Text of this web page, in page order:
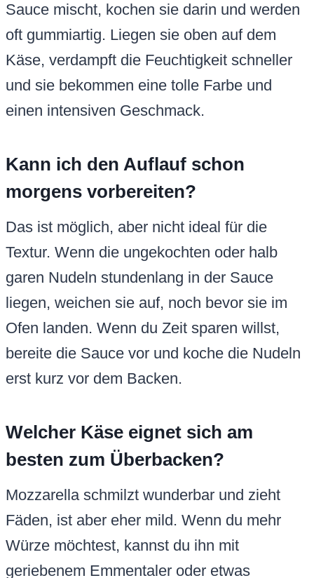
Sauce mischt, kochen sie darin und werden
oft gummiartig. Liegen sie oben auf dem
Käse, verdampft die Feuchtigkeit schneller
und sie bekommen eine tolle Farbe und
einen intensiven Geschmack.
Kann ich den Auflauf schon
morgens vorbereiten?
Das ist möglich, aber nicht ideal für die
Textur. Wenn die ungekochten oder halb
garen Nudeln stundenlang in der Sauce
liegen, weichen sie auf, noch bevor sie im
Ofen landen. Wenn du Zeit sparen willst,
bereite die Sauce vor und koche die Nudeln
erst kurz vor dem Backen.
Welcher Käse eignet sich am
besten zum Überbacken?
Mozzarella schmilzt wunderbar und zieht
Fäden, ist aber eher mild. Wenn du mehr
Würze möchtest, kannst du ihn mit
geriebenem Emmentaler oder etwas